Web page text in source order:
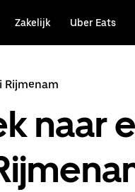
Zakelijk Uber Eats
Rijmenam
naar